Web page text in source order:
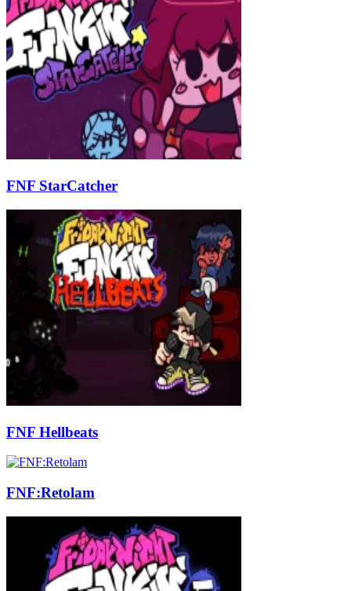
FNF StarCatcher
FNF Hellbeats
FNF:Retolam